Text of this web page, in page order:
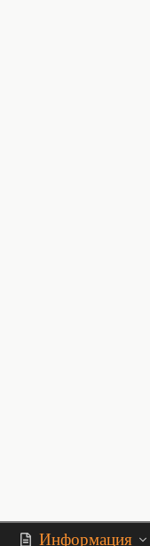
Информация